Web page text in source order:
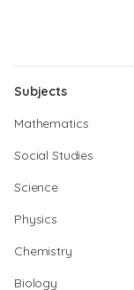
Subjects
Mathematics
Social Studies
Science
Physics
Chemistry
Biology